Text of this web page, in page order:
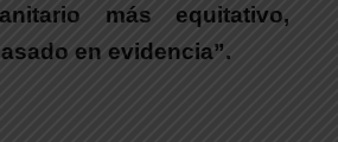
más equitativo,
en evidencia”.